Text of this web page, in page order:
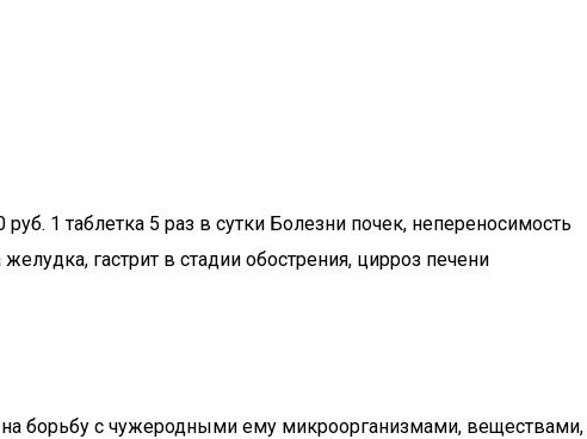
1 таблетка 5 раз в сутки Болезни почек, непереносимость
гастрит в стадии обострения, цирроз печени
борьбу с чужеродными ему микроорганизмами, веществами,